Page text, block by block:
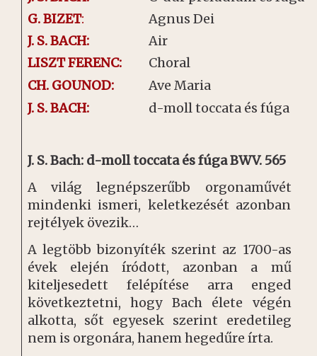
G. BIZET:
Agnus Dei
J. S. BACH:
Air
LISZT FERENC:
Choral
CH. GOUNOD:
Ave Maria
J. S. BACH:
d-moll toccata és fúga
J. S. Bach: d-moll toccata és fúga BWV. 565
A világ legnépszerűbb orgonaművét
mindenki ismeri, keletkezését azonban
rejtélyek övezik…
A legtöbb bizonyíték szerint az 1700-as
évek elején íródott, azonban a mű
kiteljesedett felépítése arra enged
következtetni, hogy Bach élete végén
alkotta, sőt egyesek szerint eredetileg
nem is orgonára, hanem hegedűre írta.